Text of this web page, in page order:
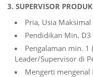
3. SUPERVISOR
Pria, Usia
Pendidikan Min.
Pengalaman min. 1
Leader/Supervisor di
Mengerti mengenal